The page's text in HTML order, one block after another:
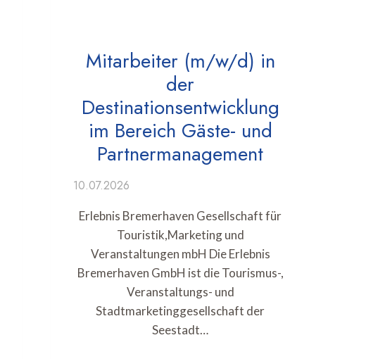
Mitarbeiter (m/w/d) in
der
Destinationsentwicklung
im Bereich Gäste- und
Partnermanagement
10.07.2026
Erlebnis Bremerhaven Gesellschaft für
Touristik,Marketing und
Veranstaltungen mbH Die Erlebnis
Bremerhaven GmbH ist die Tourismus-,
Veranstaltungs- und
Stadtmarketinggesellschaft der
Seestadt…